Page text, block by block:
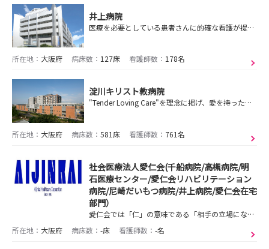
井上病院
医療を必要としている患者さんに的確な看護が提供できる力が身につく仕事環境！「ワークライフバランス」を重視した”働く自分・生活を楽しむ自分づくり”を大切にします
所在地： 大阪府 病床数： 127床 看護師数： 178名
淀川キリスト教病院
"Tender Loving Care"を理念に掲げ、愛を持った看護を大切にしています。
所在地： 大阪府 病床数： 581床 看護師数： 761名
社会医療法人愛仁会(千船病院/高槻病院/明
石医療センター/愛仁会リハビリテーション
病院/尼崎だいもつ病院/井上病院/愛仁会在宅
部門）
愛仁会では「仁」の意味である「相手の立場になる愛」を基盤に「患者さまの立場を尊重した看護実践」を理念にしています。
所在地： 大阪府 病床数： -床 看護師数： -名